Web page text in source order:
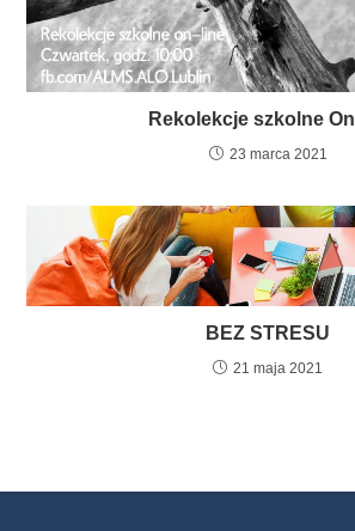
Rekolekcje szkolne
23 marca 2021
BEZ STRESU
21 maja 2021